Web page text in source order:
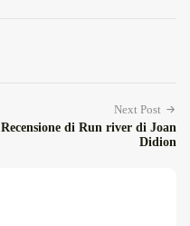
Next Post
Recensione di Run river di Joan
Didion